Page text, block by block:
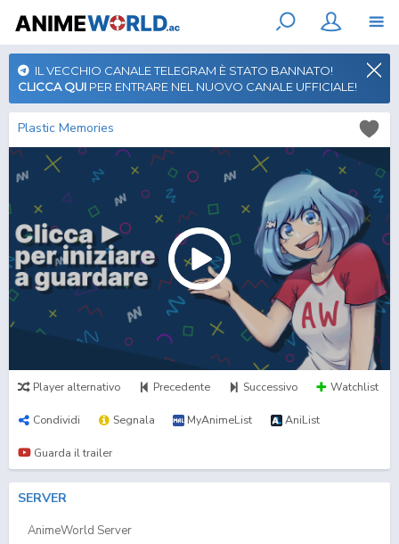
IL VECCHIO CANALE TELEGRAM È STATO BANNATO!
CLICCA QUI PER ENTRARE NEL NUOVO CANALE UFFICIALE!
Plastic Memories
Player alternativo Precedente Successivo Watchlist
Condividi Segnala MyAnimeList AniList
Guarda il trailer
SERVER
AnimeWorld Server